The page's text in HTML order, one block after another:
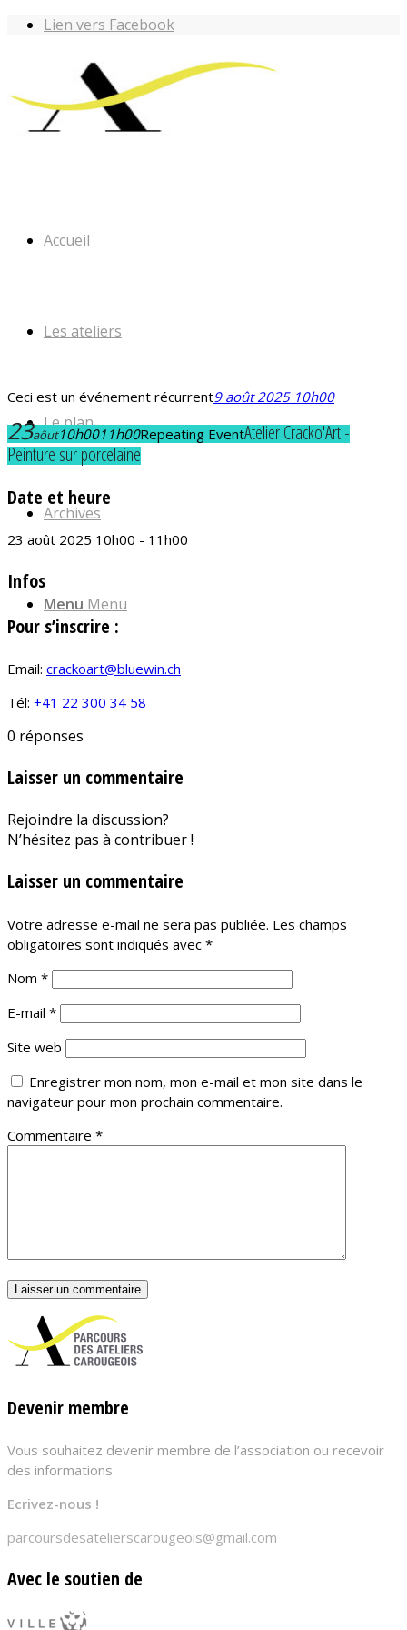
Lien vers Facebook
Accueil
Les ateliers
Le plan
Archives
Menu Menu
Ceci est un événement récurrent9 août 2025 10h00
23aôut10h0011h00Repeating EventAtelier Cracko'Art -
Peinture sur porcelaine
Date et heure
23 août 2025 10h00 - 11h00
Infos
Pour s’inscrire :
Email: crackoart@bluewin.ch
Tél: +41 22 300 34 58
0 réponses
Laisser un commentaire
Rejoindre la discussion?
N’hésitez pas à contribuer !
Laisser un commentaire
Votre adresse e-mail ne sera pas publiée. Les champs
obligatoires sont indiqués avec *
Nom *
E-mail *
Site web
Enregistrer mon nom, mon e-mail et mon site dans le
navigateur pour mon prochain commentaire.
Commentaire *
Devenir membre
Vous souhaitez devenir membre de l’association ou recevoir
des informations.
Ecrivez-nous !
parcoursdesatelierscarougeois@gmail.com
Avec le soutien de